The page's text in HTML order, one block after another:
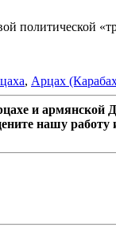
политической
, Арцах
и армянской
нашу